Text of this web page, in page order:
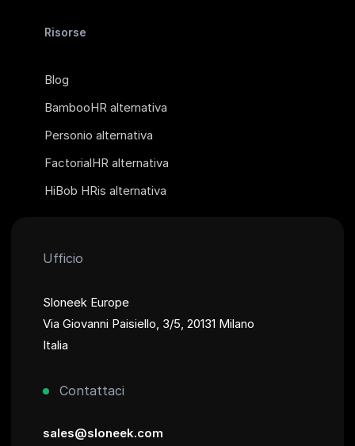
Risorse
Blog
BambooHR alternativa
Personio alternativa
FactorialHR alternativa
HiBob HRis alternativa
Ufficio
Sloneek Europe
Via Giovanni Paisiello, 3/5, 20131 Milano
Italia
Contattaci
sales@sloneek.com